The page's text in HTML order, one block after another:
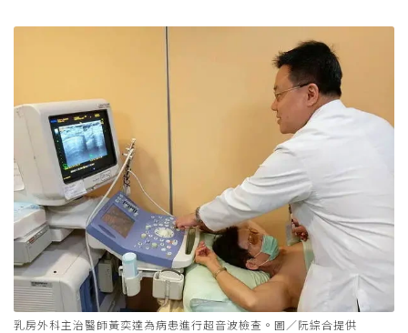
乳房外科主治醫師黃奕達為病患進行超音波檢查。圖／阮綜合提供